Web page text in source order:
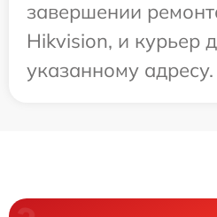
завершении
Hikvision, и курьер
указанному адресу.